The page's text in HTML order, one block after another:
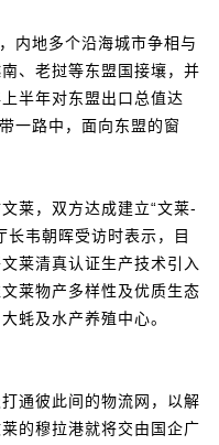
地多个沿海城市争相与
、老挝等东盟国接壤，并
半年对东盟出口总值达
一路中，面向东盟的窗
，双方达成建立“文莱-
长韦朝晖受访时表示，目
莱清真认证生产技术引入
莱物产多样性及优质生态
蚝及水产养殖中心。
通彼此间的物流网，以解
的穆拉港就将交由国企广